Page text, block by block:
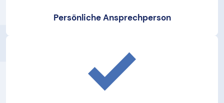
Persönliche Ansprechperson